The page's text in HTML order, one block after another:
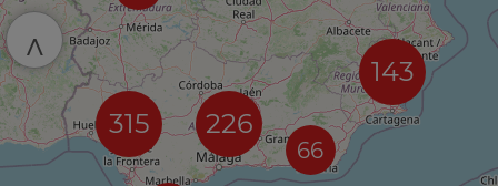
226
315
66
143
^